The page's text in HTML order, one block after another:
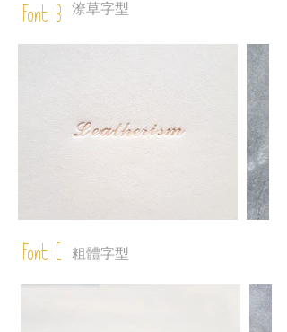
Font B 潦草字型
Font C 粗體字型